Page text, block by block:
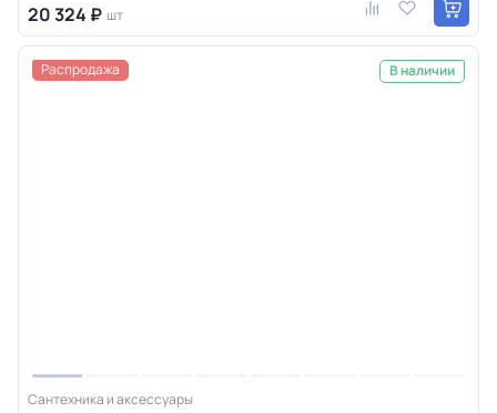
20 324 ₽ шт
Распродажа В наличии
Сантехника и аксессуары